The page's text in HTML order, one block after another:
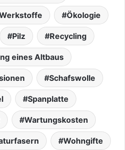
Ökologie
Pilz Recycling
eines Altbaus
Schafswolle
Spanplatte
Wartungskosten
Wohngifte